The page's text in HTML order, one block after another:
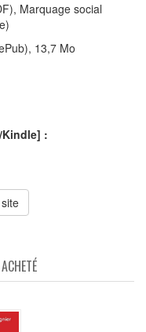
Marquage social
13,7 Mo
Kindle] :